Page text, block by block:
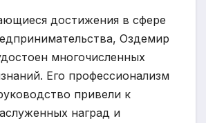
достижения в сфере
Оздемир
многочисленных
Его профессионализм
привели к
наград и